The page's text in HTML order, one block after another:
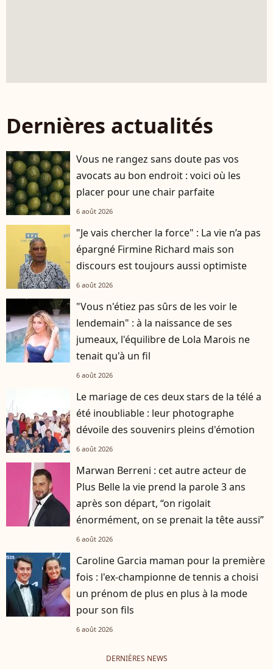
Dernières actualités
Vous ne rangez sans doute pas vos
avocats au bon endroit : voici où les
placer pour une chair parfaite
6 août 2026
"Je vais chercher la force" : La vie n’a pas
épargné Firmine Richard mais son
discours est toujours aussi optimiste
6 août 2026
"Vous n'étiez pas sûrs de les voir le
lendemain" : à la naissance de ses
jumeaux, l'équilibre de Lola Marois ne
tenait qu'à un fil
6 août 2026
Le mariage de ces deux stars de la télé a
été inoubliable : leur photographe
dévoile des souvenirs pleins d'émotion
6 août 2026
Marwan Berreni : cet autre acteur de
Plus Belle la vie prend la parole 3 ans
après son départ, “on rigolait
énormément, on se prenait la tête aussi”
6 août 2026
Caroline Garcia maman pour la première
fois : l'ex-championne de tennis a choisi
un prénom de plus en plus à la mode
pour son fils
6 août 2026
DERNIÈRES NEWS